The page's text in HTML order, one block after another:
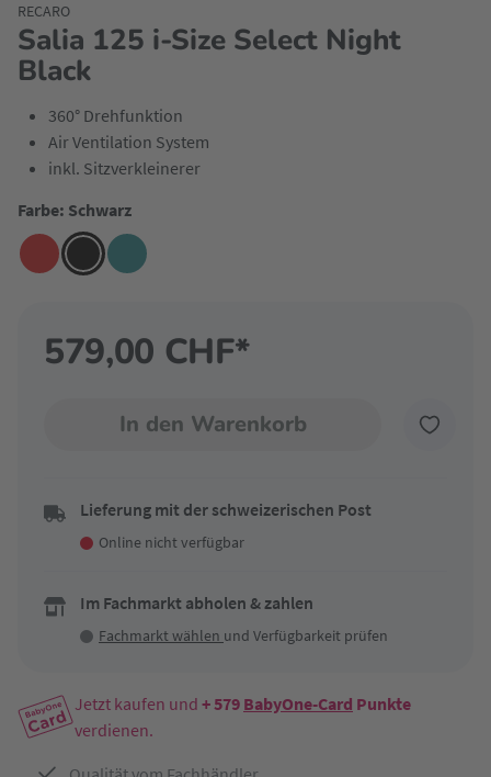
Salia 125 i-Size Select Night
Black
RECARO
360° Drehfunktion
Air Ventilation System
inkl. Sitzverkleinerer
Farbe: Schwarz
579,00 CHF*
In den Warenkorb
Lieferung mit der schweizerischen Post
Online nicht verfügbar
Im Fachmarkt abholen & zahlen
Fachmarkt wählen und Verfügbarkeit prüfen
Jetzt kaufen und + 579 BabyOne-Card Punkte
verdienen.